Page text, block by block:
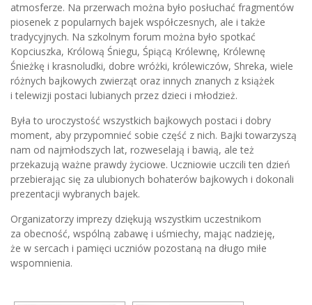
atmosferze. Na przerwach można było posłuchać fragmentów
piosenek z popularnych bajek współczesnych, ale i także
tradycyjnych. Na szkolnym forum można było spotkać
Kopciuszka, Królową Śniegu, Śpiącą Królewnę, Królewnę
Śnieżkę i krasnoludki, dobre wróżki, królewiczów, Shreka, wiele
różnych bajkowych zwierząt oraz innych znanych z książek
i telewizji postaci lubianych przez dzieci i młodzież.
Była to uroczystość wszystkich bajkowych postaci i dobry
moment, aby przypomnieć sobie część z nich. Bajki towarzyszą
nam od najmłodszych lat, rozweselają i bawią, ale też
przekazują ważne prawdy życiowe. Uczniowie uczcili ten dzień
przebierając się za ulubionych bohaterów bajkowych i dokonali
prezentacji wybranych bajek.
Organizatorzy imprezy dziękują wszystkim uczestnikom
za obecność, wspólną zabawę i uśmiechy, mając nadzieję,
że w sercach i pamięci uczniów pozostaną na długo miłe
wspomnienia.